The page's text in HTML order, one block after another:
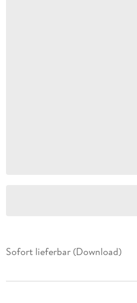
Sofort lieferbar (Download)